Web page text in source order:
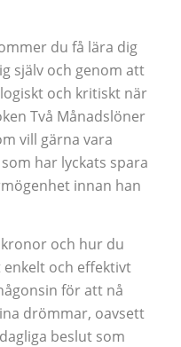
du få lära dig
själv och genom att
och kritiskt när
Två Månadslöner
vill gärna vara
har lyckats spara
innan han
och hur du
enkelt och effektivt
för att nå
drömmar, oavsett
beslut som